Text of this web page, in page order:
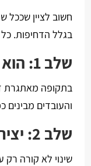
חשוב לציין שככל
בגלל הדחיפות.
שלב 1: הוא יצירת דחיפות לשינוי
בתקופה מאתגרת
והעובדים מבינים
שלב 2: יצירת קואליציה רחבה
שינוי לא קורה רק